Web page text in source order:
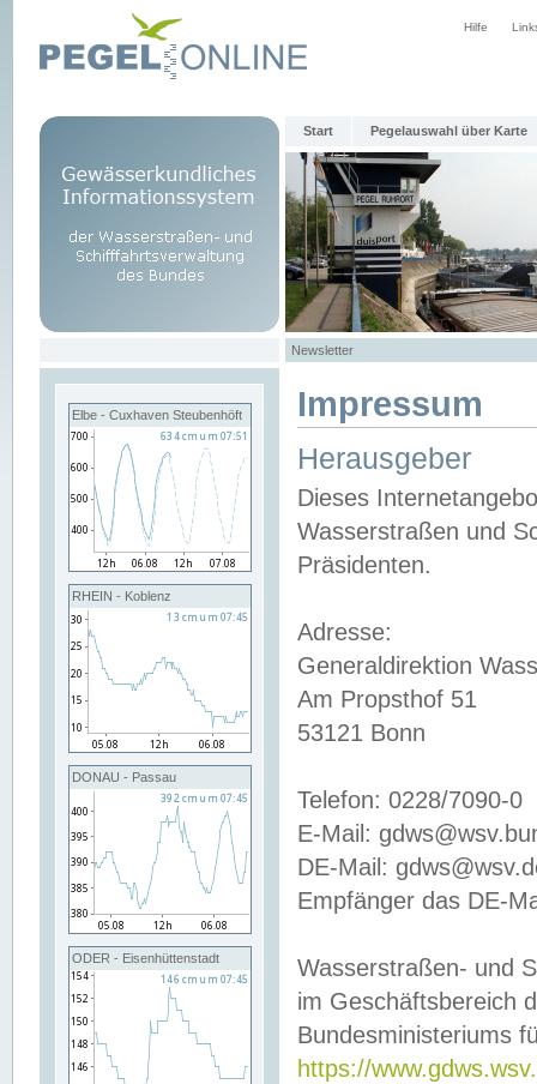
Hilfe
Start Pegelauswahl über Karte
Newsletter
Elbe - Cuxhaven Steubenhöft
RHEIN - Koblenz
DONAU - Passau
ODER - Eisenhüttenstadt
Impressum
Herausgeber
Dieses
Wasserstraßen und
Präsidenten.
Adresse:
Generaldirektion
Am Propsthof 51
53121 Bonn
Telefon: 0228/7090-0
E-Mail:
DE-Mail:
Empfänger das DE-
Wasserstraßen- und
im Geschäftsbereich
Bundesministeriums
https://